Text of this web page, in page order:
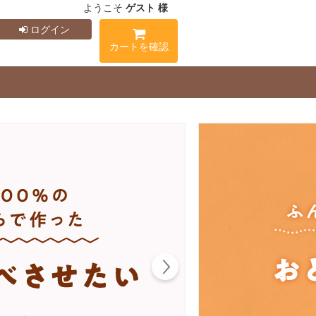
ようこそ ゲスト 様
ログイン
カートを確認